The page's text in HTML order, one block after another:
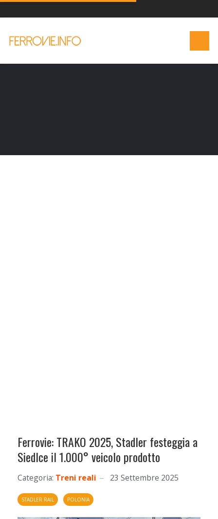
Ferrovie: TRAKO 2025, Stadler festeggia a
Siedlce il 1.000° veicolo prodotto
Categoria: Treni reali 23 Settembre 2025
STADLER RAIL POLONIA